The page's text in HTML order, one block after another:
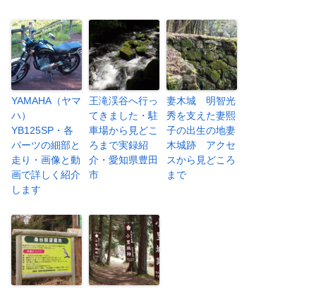
YAMAHA（ヤマ
ハ）
YB125SP・各
パーツの細部と
走り・画像と動
画で詳しく紹介
します
王滝渓谷へ行っ
てきました・駐
車場から見どこ
ろまで実録紹
介・愛知県豊田
市
妻木城 明智光
秀を支えた妻熙
子の出生の地妻
木城跡 アクセ
スから見どころ
まで